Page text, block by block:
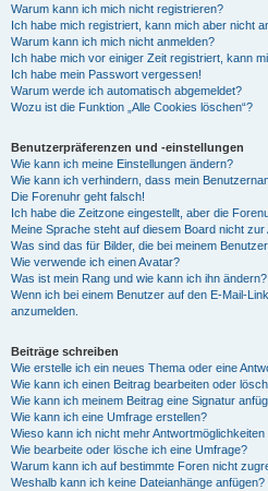
Warum kann ich mich nicht registrieren?
Ich habe mich registriert, kann mich aber nicht
Warum kann ich mich nicht anmelden?
Ich habe mich vor einiger Zeit registriert, kann
Ich habe mein Passwort vergessen!
Warum werde ich automatisch abgemeldet?
Wozu ist die Funktion „Alle Cookies löschen“?
Benutzerpräferenzen und -einstellungen
Wie kann ich meine Einstellungen ändern?
Wie kann ich verhindern, dass mein
Die Forenuhr geht falsch!
Ich habe die Zeitzone eingestellt, aber die
Meine Sprache steht auf diesem Board nicht zur
Was sind das für Bilder, die bei meinem
Wie verwende ich einen Avatar?
Was ist mein Rang und wie kann ich ihn ändern?
Wenn ich bei einem Benutzer auf den E-Mail-
anzumelden.
Beiträge schreiben
Wie erstelle ich ein neues Thema oder eine
Wie kann ich einen Beitrag bearbeiten oder
Wie kann ich meinem Beitrag eine Signatur
Wie kann ich eine Umfrage erstellen?
Wieso kann ich nicht mehr Antwortmöglichkeiten
Wie bearbeite oder lösche ich eine Umfrage?
Warum kann ich auf bestimmte Foren nicht
Weshalb kann ich keine Dateianhänge anfügen?